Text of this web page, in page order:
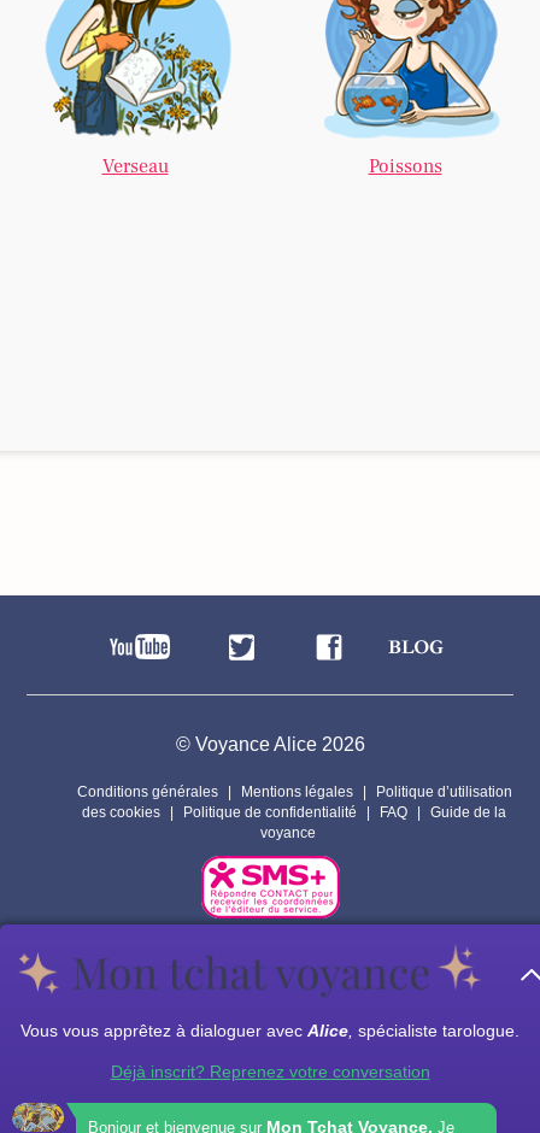
Verseau Poissons
© Voyance Alice 2026
Conditions générales Mentions légales
Politique d’utilisation
des cookies
Politique de confidentialité FAQ
Guide de la
voyance
Par respect pour la vie privée de nos voyants, les personnages
présents sur ce site sont fictifs.
traitants.
Vous vous apprêtez à dialoguer avec Alice spécialiste tarologue.
Déjà inscrit? Reprenez votre conversation
Bonjour et bienvenue sur Mon Tchat Voyance. Je